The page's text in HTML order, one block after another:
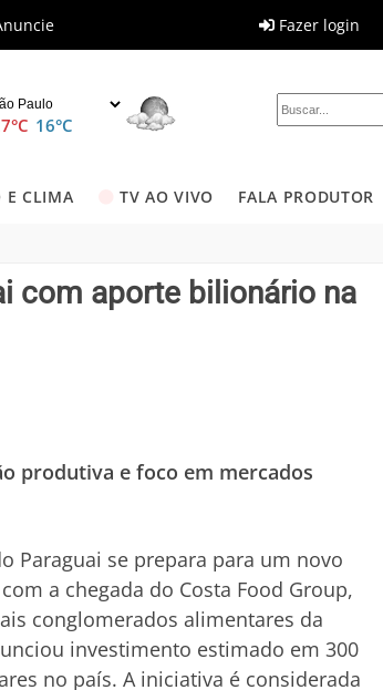
Fazer login
16°C
E CLIMA TV AO VIVO FALA PRODUTOR
com aporte bilionário na
produtiva e foco em mercados
Paraguai se prepara para um novo
a chegada do Costa Food Group,
conglomerados alimentares da
investimento estimado em 300
no país. A iniciativa é considerada